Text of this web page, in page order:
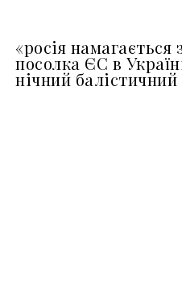
«росія намагається
посолка ЄС в
нічний балістичний